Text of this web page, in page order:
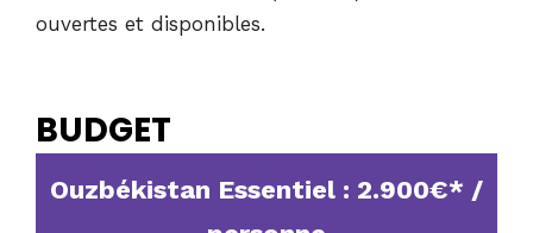
ouvertes et disponibles.
BUDGET
Ouzbékistan Essentiel : 2.900€* /